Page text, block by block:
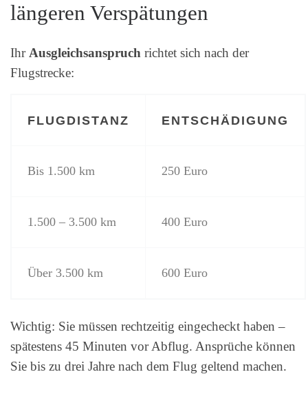
längeren Verspätungen
IhrAusgleichsanspruch richtet sich nach der
Flugstrecke:
FLUGDISTANZ ENTSCHÄDIGUNG
Bis 1.500 km 250 Euro
1.500 – 3.500 km 400 Euro
Über 3.500 km 600 Euro
Wichtig: Sie müssen rechtzeitig eingecheckt haben –
spätestens 45 Minuten vor Abflug. Ansprüche können
Sie bis zu drei Jahre nach dem Flug geltend machen.